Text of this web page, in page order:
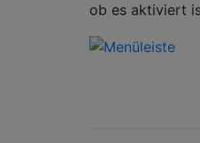
ob es aktiviert